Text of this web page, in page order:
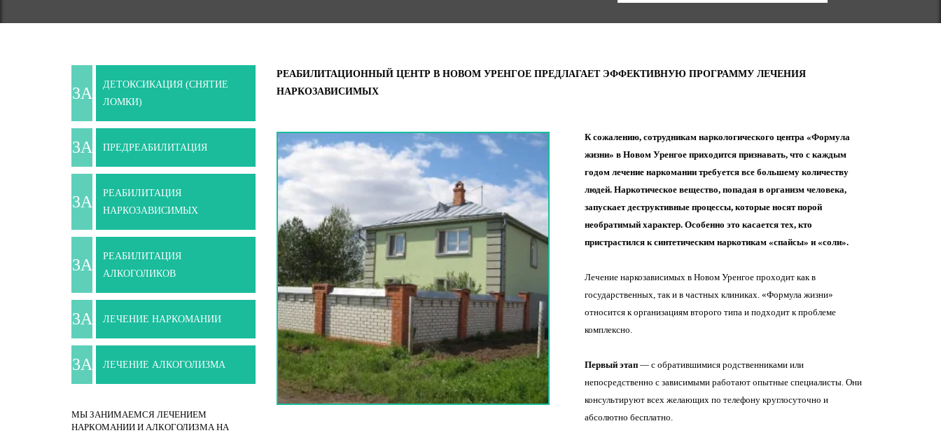
ДЕТОКСИКАЦИЯ (СНЯТИЕ
ЛОМКИ)
ПРЕДРЕАБИЛИТАЦИЯ
РЕАБИЛИТАЦИЯ
НАРКОЗАВИСИМЫХ
РЕАБИЛИТАЦИЯ
АЛКОГОЛИКОВ
ЛЕЧЕНИЕ НАРКОМАНИИ
ЛЕЧЕНИЕ АЛКОГОЛИЗМА
МЫ ЗАНИМАЕМСЯ ЛЕЧЕНИЕМ
НАРКОМАНИИ И АЛКОГОЛИЗМА НА
РЕАБИЛИТАЦИОННЫЙ ЦЕНТР В НОВОМ УРЕНГОЕ ПРЕДЛАГАЕТ ЭФФЕКТИВНУЮ ПРОГРАММУ ЛЕЧЕНИЯ
НАРКОЗАВИСИМЫХ
К сожалению, сотрудникам наркологического центра «Формула
жизни» в Новом Уренгое приходится признавать, что с каждым
годом лечение наркомании требуется все большему количеству
людей. Наркотическое вещество, попадая в организм человека,
запускает деструктивные процессы, которые носят порой
необратимый характер. Особенно это касается тех, кто
пристрастился к синтетическим наркотикам «спайсы» и «соли».
Лечение наркозависимых в Новом Уренгое проходит как в
государственных, так и в частных клиниках. «Формула жизни»
относится к организациям второго типа и подходит к проблеме
комплексно.
Первый этап — с обратившимися родственниками или
непосредственно с зависимыми работают опытные специалисты. Они
консультируют всех желающих по телефону круглосуточно и
абсолютно бесплатно.